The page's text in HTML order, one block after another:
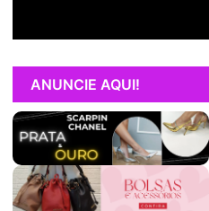
ANUNCIE AQUI!